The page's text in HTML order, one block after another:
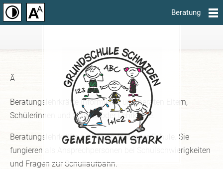
Beratung
Â
Beratungslehrkräfte informieren und beraten Eltern,
Schülerinnen und Schüler oder Lehrkräfte.
Beratungslehrkräfte gibt es an fast jeder Schule. Sie
fungieren als Ansprechpersonen bei Schulschwierigkeiten
und Fragen zur Schullaufbahn.